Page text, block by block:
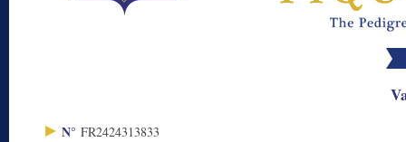
N° FR2424313833